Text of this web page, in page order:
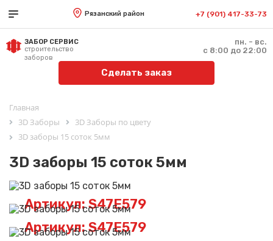
Рязанский район +7 (901) 417-33-73
ЗАБОР СЕРВИС
строительство
заборов
пн. - вс.
с 8:00 до 22:00
Сделать заказ
Главная
3D Заборы
3D Заборы по цвету
3D заборы 15 соток 5мм
3D заборы 15 соток 5мм
Артикул: S47E579
Артикул: S47E579